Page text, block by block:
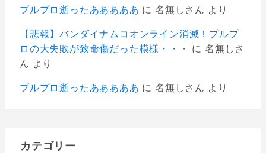
ブルプロ逝ったあああああ に 名無しさん より
【悲報】バンダイナムコオンライン消滅！プルプ
ロの大失敗が致命傷だった模様・・・
に 名無しさ
ん より
ブルプロ逝ったあああああ に 名無しさん より
カテゴリー